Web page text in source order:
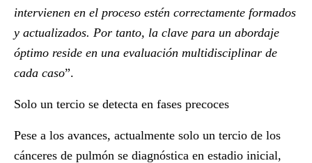
intervienen en el proceso estén correctamente formados
y actualizados. Por tanto, la clave para un abordaje
óptimo reside en una evaluación multidisciplinar de
cada caso”.
Solo un tercio se detecta en fases precoces
Pese a los avances, actualmente solo un tercio de los
cánceres de pulmón se diagnóstica en estadio inicial,